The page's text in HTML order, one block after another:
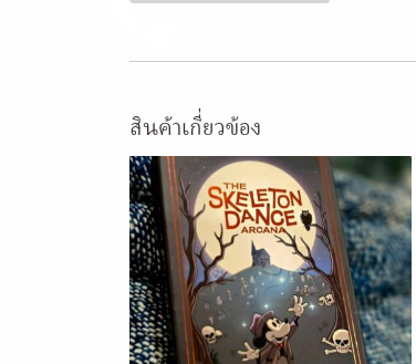
สินค้าเกี่ยวข้อง